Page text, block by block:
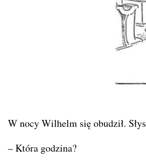
W nocy Wilhelm się obudził.
– Która godzina?